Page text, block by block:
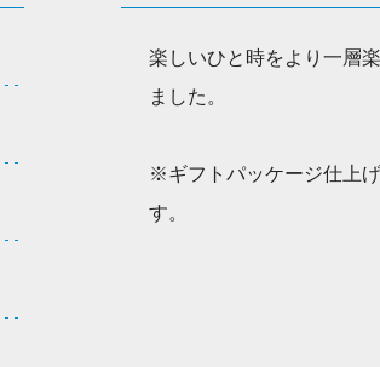
楽しいひと時をより一層
ました。
※ギフトパッケージ仕上
す。